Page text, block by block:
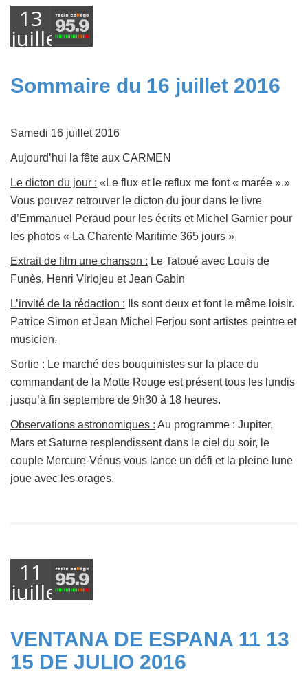
13
juillet
Sommaire du 16 juillet 2016
Samedi 16 juillet 2016
Aujourd’hui la fête aux CARMEN
Le dicton du jour : «Le flux et le reflux me font « marée ».»
Vous pouvez retrouver le dicton du jour dans le livre
d’Emmanuel Peraud pour les écrits et Michel Garnier pour
les photos « La Charente Maritime 365 jours »
Extrait de film une chanson : Le Tatoué avec Louis de
Funès, Henri Virlojeu et Jean Gabin
L’invité de la rédaction : Ils sont deux et font le même loisir.
Patrice Simon et Jean Michel Ferjou sont artistes peintre et
musicien.
Sortie : Le marché des bouquinistes sur la place du
commandant de la Motte Rouge est présent tous les lundis
jusqu’à fin septembre de 9h30 à 18 heures.
Observations astronomiques : Au programme : Jupiter,
Mars et Saturne resplendissent dans le ciel du soir, le
couple Mercure-Vénus vous lance un défi et la pleine lune
joue avec les orages.
11
juillet
VENTANA DE ESPANA 11 13
15 DE JULIO 2016